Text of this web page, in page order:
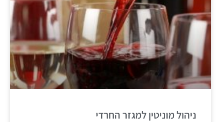
ניהול מוניטין למגזר החרדי